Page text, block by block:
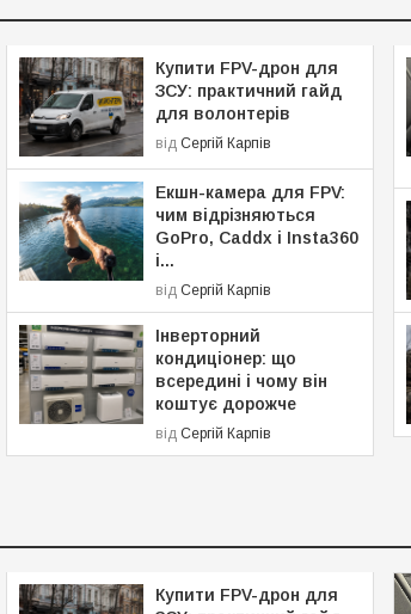
Купити FPV-дрон для
ЗСУ: практичний гайд
для волонтерів
від Сергій Карпів
Екшн-камера для FPV:
чим відрізняються
GoPro, Caddx і Insta360
і...
від Сергій Карпів
Інверторний
кондиціонер: що
всередині і чому він
коштує дорожче
від Сергій Карпів
Купити FPV-дрон для